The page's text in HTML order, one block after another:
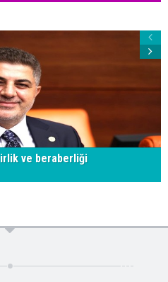
ve beraberliği